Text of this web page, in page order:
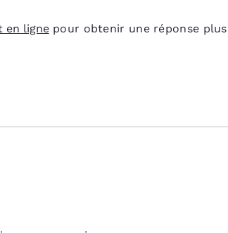
en lignepour obtenir une réponse